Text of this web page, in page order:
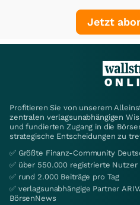
Jetzt
Profitieren Sie von unserem
zentralen verlagsunabhängigen
und fundierten Zugang in die
strategische Entscheidungen zu
✅ Größte Finanz-Community
✅ über 550.000 registrierte Nutzer
✅ rund 2.000 Beiträge pro Tag
✅ verlagsunabhängige Partner
BörsenNews